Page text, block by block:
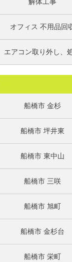
オフィス 不用品回
エアコン取り外し、
船橋市 金杉
船橋市 坪井東
船橋市 東中山
船橋市 三咲
船橋市 旭町
船橋市 金杉台
船橋市 栄町